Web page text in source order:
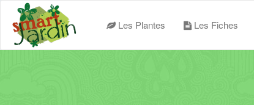
Les Plantes Les Fiches